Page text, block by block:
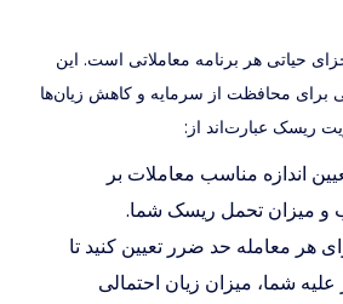
حیاتی هر برنامه معاملاتی است. این
برای محافظت از سرمایه و کاهش زیان‌ها
ریسک عبارت‌اند از:
اندازه مناسب معاملات بر
میزان تحمل ریسک شما.
هر معامله حد ضرر تعیین کنید تا
شما، میزان زیان احتمالی